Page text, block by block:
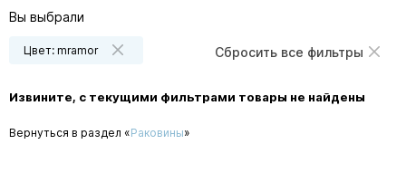
Вы выбрали
Цвет: mramor Сбросить все фильтры
Извините, с текущими фильтрами товары не найдены
Вернуться в раздел «Раковины»